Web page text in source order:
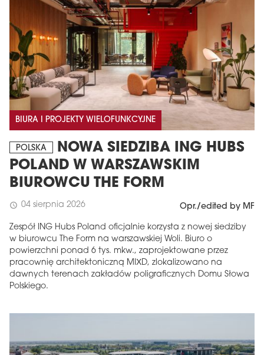
BIURA I PROJEKTY WIELOFUNKCYJNE
POLSKA
NOWA SIEDZIBA ING HUBS
POLAND W WARSZAWSKIM
BIUROWCU THE FORM
schedule 04 sierpnia 2026 Opr./edited by MF
Zespół ING Hubs Poland oficjalnie korzysta z nowej siedziby
w biurowcu The Form na warszawskiej Woli. Biuro o
powierzchni ponad 6 tys. mkw., zaprojektowane przez
pracownię architektoniczną MIXD, zlokalizowano na
dawnych terenach zakładów poligraficznych Domu Słowa
Polskiego.